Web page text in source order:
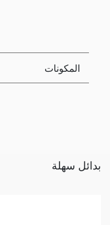
المكونات
بدائل سهلة